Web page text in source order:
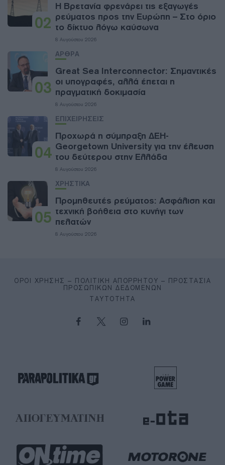
02
Η Βρετανία φρενάρει τις εξαγωγές
ρεύματος προς την Ευρώπη – Στο όριο
το δίκτυο λόγω καύσωνα
8 Αυγούστου 2026
03
ΑΡΘΡΑ
Great Sea Interconnector: Σημαντικές
οι υπογραφές, αλλά έπεται η
πραγματική δοκιμασία
8 Αυγούστου 2026
04
ΕΠΙΧΕΙΡΗΣΕΙΣ
Προχωρά η σύμπραξη ΔΕΗ-
Georgetown University για την έλευση
του δεύτερου στην Ελλάδα
8 Αυγούστου 2026
05
ΧΡΗΣΤΙΚΑ
Προμηθευτές ρεύματος: Ασφάλιση και
τεχνική βοήθεια στο κυνήγι των
πελατών
8 Αυγούστου 2026
ΌΡΟΙ ΧΡΉΣΗΣ – ΠΟΛΙΤΙΚΉ ΑΠΟΡΡΉΤΟΥ – ΠΡΟΣΤΑΣΊΑ
ΠΡΟΣΩΠΙΚΏΝ ΔΕΔΟΜΈΝΩΝ
ΤΑΥΤΌΤΗΤΑ